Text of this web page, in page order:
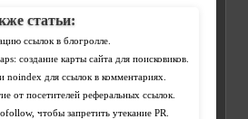
статьи:
ссылок в блогролле.
создание карты сайта для поисковиков.
noindex для ссылок в комментариях.
от посетителей реферальных ссылок.
чтобы запретить утекание PR.